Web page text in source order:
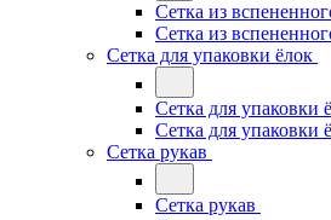
Сетка из
Сетка из
Сетка для упаковки ёлок
Сетка для упаковки
Сетка для упаковки
Сетка рукав
Сетка рукав